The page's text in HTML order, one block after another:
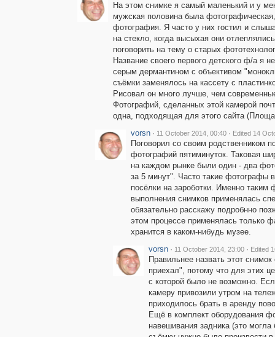
На этом снимке я самый маленький и у
мужская половина была
фотография. Я часто у них гостил и
на стекло, когда высыхая они
поговорить на тему о старых
Название своего первого детского ф/а я
серым дермантином с объективом
съёмки заменялось на кассету с
Рисовал он много лучше, чем
Фотографий, сделанных этой камерой
одна, подходящая для этого сайта
vorsn · 11 October 2014, 00:40 · Edited 14
Поговорил со своим родственником
фотографий пятиминуток. Таковая
на каждом рынке были один - два
за 5 минут". Часто такие фотографы
посёлки на зароботки. Именно
выполнения снимков применялась
обязательно расскажу подробнно
этом процессе применялась только
хранится в кaком-нибудь музее.
vorsn · 11 October 2014, 23:00 · Edited
Правильнее назвать этот
приехал", потому что для этих
с которой было не возможно.
камеру привозили утром на
приходилось брать в аренду
Ещё в комплект оборудования
навешивания задника (это